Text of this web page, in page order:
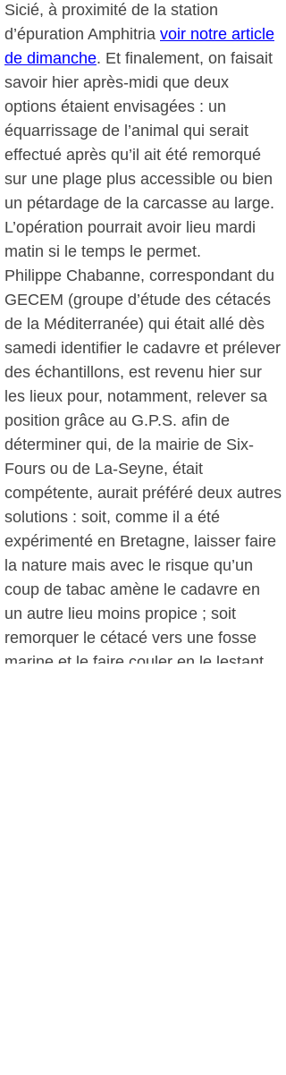
Sicié, à proximité de la station
d’épuration Amphitria voir notre article
de dimanche. Et finalement, on faisait
savoir hier après-midi que deux
options étaient envisagées : un
équarrissage de l’animal qui serait
effectué après qu’il ait été remorqué
sur une plage plus accessible ou bien
un pétardage de la carcasse au large.
L’opération pourrait avoir lieu mardi
matin si le temps le permet.
Philippe Chabanne, correspondant du
GECEM (groupe d’étude des cétacés
de la Méditerranée) qui était allé dès
samedi identifier le cadavre et prélever
des échantillons, est revenu hier sur
les lieux pour, notamment, relever sa
position grâce au G.P.S. afin de
déterminer qui, de la mairie de Six-
Fours ou de La-Seyne, était
compétente, aurait préféré deux autres
solutions : soit, comme il a été
expérimenté en Bretagne, laisser faire
la nature mais avec le risque qu’un
coup de tabac amène le cadavre en
un autre lieu moins propice ; soit
remorquer le cétacé vers une fosse
marine et le faire couler en le lestant